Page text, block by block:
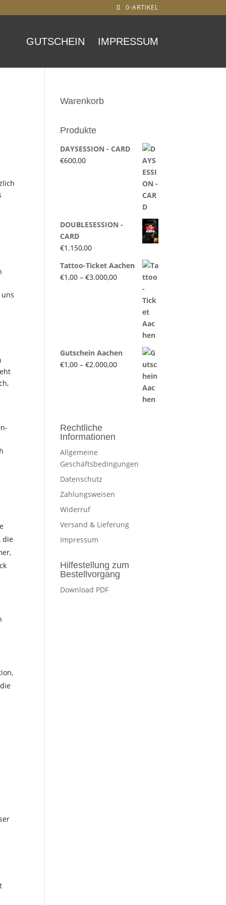
0-ARTIKEL
GUTSCHEIN IMPRESSUM
die
Warenkorb
Produkte
DAYSESSION - CARD
€600,00
DOUBLESESSION -
CARD
€1.150,00
Tattoo-Ticket Aachen
€1,00 –€3.000,00Preisspanne:
€3.000,00
Gutschein Aachen
€1,00 –€2.000,00Preisspanne:
€2.000,00
Rechtliche
Informationen
Allgemeine
Geschäftsbedingungen
Datenschutz
Zahlungsweisen
Widerruf
Versand & Lieferung
Impressum
Hilfestellung zum
Bestellvorgang
Download PDF